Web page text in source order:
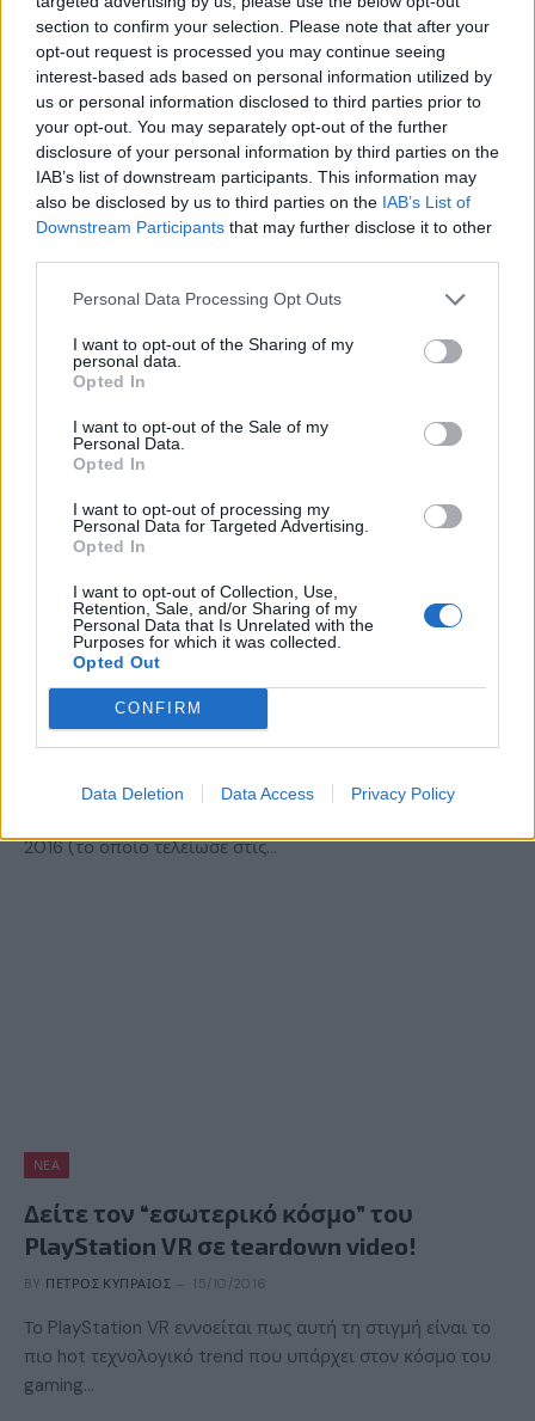
section to confirm your selection. Please note that after your
opt-out request is processed you may continue seeing
interest-based ads based on personal information utilized by
us or personal information disclosed to third parties prior to
your opt-out. You may separately opt-out of the further
disclosure of your personal information by third parties on the
IAB’s list of downstream participants. This information may
also be disclosed by us to third parties on the IAB’s List of
Downstream Participants that may further disclose it to other
Personal Data Processing Opt Outs
I want to opt-out of the Sharing of my
personal data.
Opted In
I want to opt-out of the Sale of my
Personal Data.
Opted In
I want to opt-out of processing my
Personal Data for Targeted Advertising.
Opted In
I want to opt-out of Collection, Use,
Retention, Sale, and/or Sharing of my
Personal Data that Is Unrelated with the
Purposes for which it was collected.
Opted Out
CONFIRM
Data Deletion Data Access Privacy Policy
Πλησιάζει το Rogue One DLC για το Star
Wars Battlefront
BY ΔΗΜΉΤΡΗΣ ΘΩΜΑΔΆΚΗΣ 18/11/2016
Rogue One πριν από την ταινία
Πτώση στις πωλήσεις της Sony που
ξεπερνάει το 10.8%!
BY ΠΈΤΡΟΣ ΚΥΠΡΑΊΟΣ 01/11/2016
Η Sony έδωσε στην δημοσιότητα τις πωλήσεις που
2016 (το οποίο τελείωσε στις…
ΝΈΑ
Δείτε τον “εσωτερικό κόσμο” του
PlayStation VR σε teardown video!
BY ΠΈΤΡΟΣ ΚΥΠΡΑΊΟΣ 15/10/2016
Το PlayStation VR εννοείται πως αυτή τη στιγμή είναι το
πιο hot τεχνολογικό trend που υπάρχει στον κόσμο του
gaming…